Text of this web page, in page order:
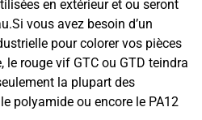
en extérieur et ou seront
vous avez besoin d’un
pour colorer vos pièces
rouge vif GTC ou GTD teindra
la plupart des
polyamide ou encore le PA12